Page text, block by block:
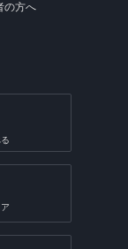
の方へ